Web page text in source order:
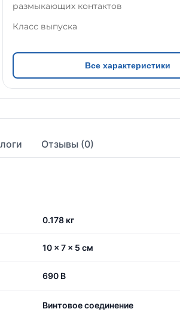
размыкающих контактов
Класс выпуска
Все характеристики
Отзывы (0)
0.178 кг
10 × 7 × 5 см
690 В
Винтовое соединение